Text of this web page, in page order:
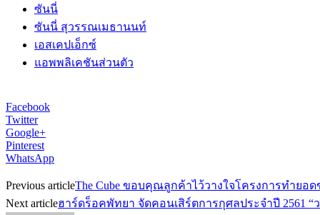
ซันนี่
ซันนี่ สุวรรณเมธานนท์
เอสเคปเอ็กซ์
แอพพลิเคชันส่วนตัว
Facebook
Twitter
Google+
Pinterest
WhatsApp
Previous articleThe Cube ขอบคุณลูกค้าไว้วางใจโครงการทำยอด
Next articleฮาร์ดร็อคพัทยา จัดคอนเสิร์ตการกุศลประจำปี 2561 “ว